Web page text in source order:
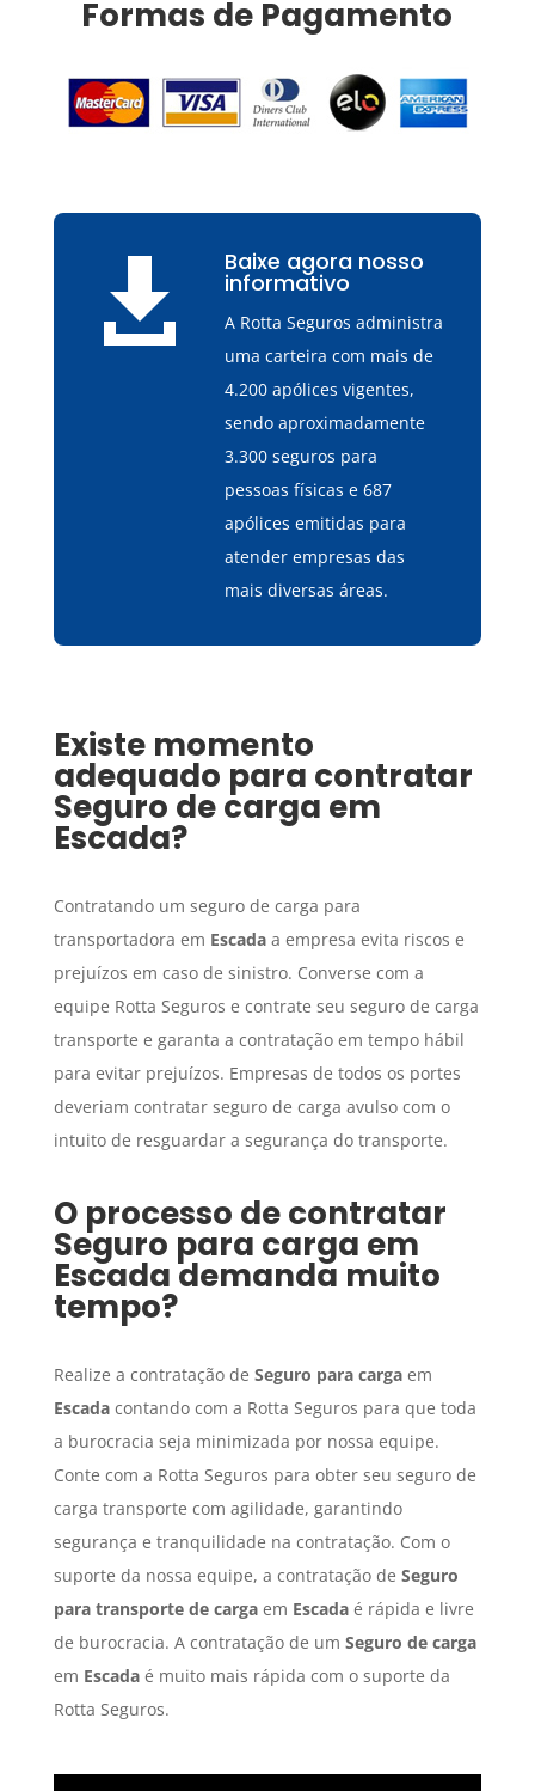
Formas de Pagamento
 Baixe agora nosso
informativo
A Rotta Seguros administra
uma carteira com mais de
4.200 apólices vigentes,
sendo aproximadamente
3.300 seguros para
pessoas físicas e 687
apólices emitidas para
atender empresas das
mais diversas áreas.
Existe momento
adequado para contratar
Seguro de carga em
Escada?
Contratando um seguro de carga para
transportadora em Escadaa empresa evita riscos e
prejuízos em caso de sinistro. Converse com a
equipe Rotta Seguros e contrate seu seguro de carga
transporte e garanta a contratação em tempo hábil
para evitar prejuízos. Empresas de todos os portes
deveriam contratar seguro de carga avulso com o
intuito de resguardar a segurança do transporte.
O processo de contratar
Seguro para carga em
Escadademanda muito
tempo?
Realize a contratação de Seguro para cargaem
Escadacontando com a Rotta Seguros para que toda
a burocracia seja minimizada por nossa equipe.
Conte com a Rotta Seguros para obter seu seguro de
carga transporte com agilidade, garantindo
segurança e tranquilidade na contratação. Com o
suporte da nossa equipe, a contratação de Seguro
para transporte de cargaem Escadaé rápida e livre
de burocracia. A contratação de um Seguro de carga
em Escadaé muito mais rápida com o suporte da
Rotta Seguros.